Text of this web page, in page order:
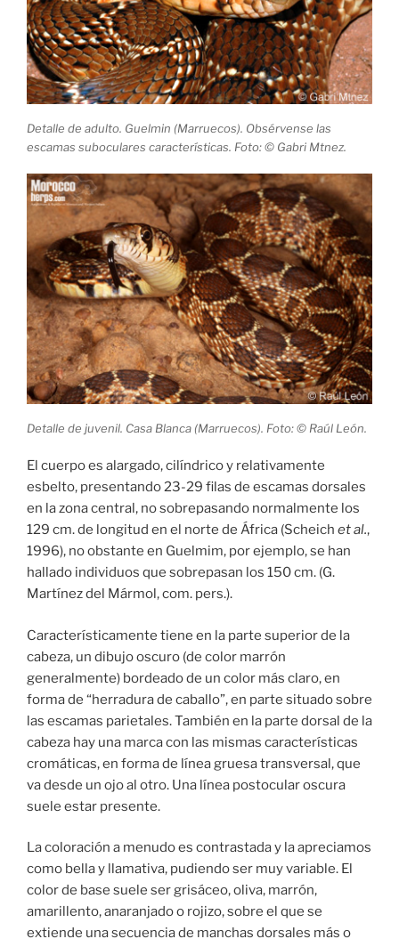
Detalle de adulto. Guelmin (Marruecos). Obsérvense las
escamas suboculares características. Foto: © Gabri Mtnez.
Detalle de juvenil. Casa Blanca (Marruecos). Foto: © Raúl León.
El cuerpo es alargado, cilíndrico y relativamente
esbelto, presentando 23-29 filas de escamas dorsales
en la zona central, no sobrepasando normalmente los
129 cm. de longitud en el norte de África (Scheich et al.,
1996), no obstante en Guelmim, por ejemplo, se han
hallado individuos que sobrepasan los 150 cm. (G.
Martínez del Mármol, com. pers.).
Característicamente tiene en la parte superior de la
cabeza, un dibujo oscuro (de color marrón
generalmente) bordeado de un color más claro, en
forma de “herradura de caballo”, en parte situado sobre
las escamas parietales. También en la parte dorsal de la
cabeza hay una marca con las mismas características
cromáticas, en forma de línea gruesa transversal, que
va desde un ojo al otro. Una línea postocular oscura
suele estar presente.
La coloración a menudo es contrastada y la apreciamos
como bella y llamativa, pudiendo ser muy variable. El
color de base suele ser grisáceo, oliva, marrón,
amarillento, anaranjado o rojizo, sobre el que se
extiende una secuencia de manchas dorsales más o